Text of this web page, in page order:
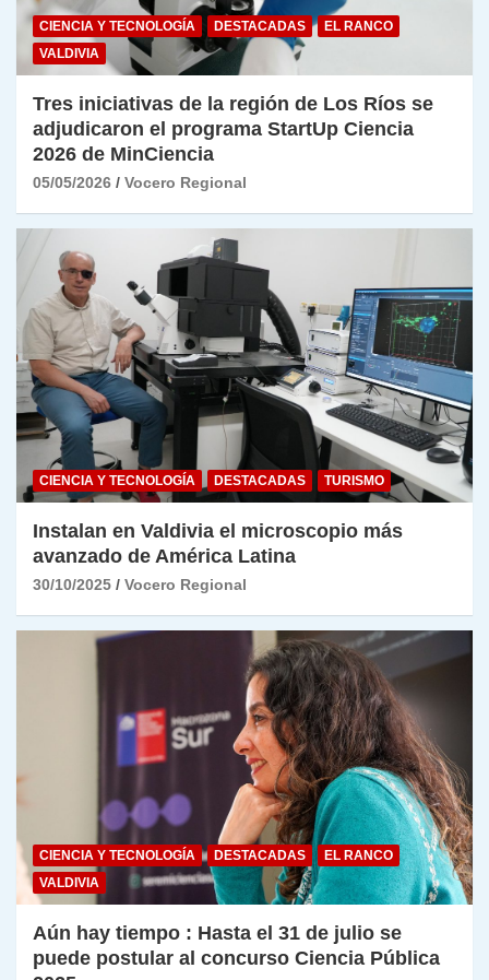
CIENCIA Y TECNOLOGÍA DESTACADAS
EL RANCO
VALDIVIA
Tres iniciativas de la región de Los Ríos se
adjudicaron el programa StartUp Ciencia
2026 de MinCiencia
05/05/2026 Vocero Regional
CIENCIA Y TECNOLOGÍA DESTACADAS TURISMO
Instalan en Valdivia el microscopio más
avanzado de América Latina
30/10/2025 Vocero Regional
CIENCIA Y TECNOLOGÍA DESTACADAS
EL RANCO
VALDIVIA
Aún hay tiempo : Hasta el 31 de julio se
puede postular al concurso Ciencia Pública